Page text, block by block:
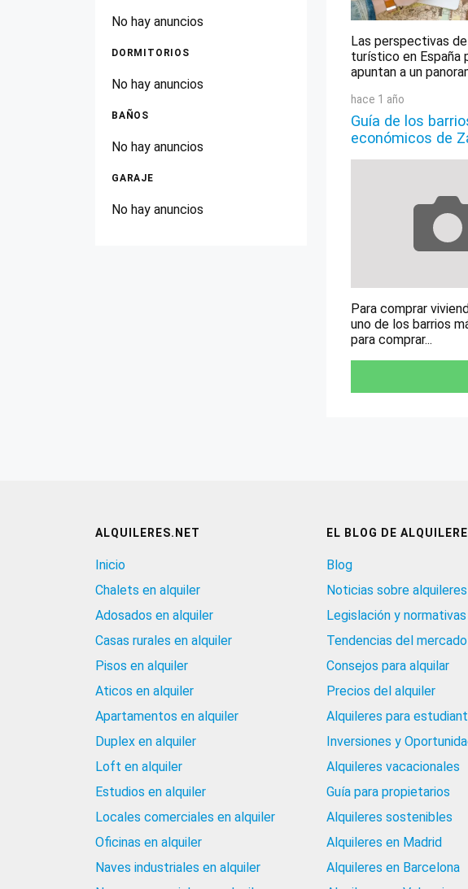
No hay anuncios
DORMITORIOS
No hay anuncios
BAÑOS
No hay anuncios
GARAJE
No hay anuncios
Las perspectivas
turístico en España
apuntan a un
hace 1 año
Guía de los
económicos de
Para comprar
uno de los barrios
para comprar...
ALQUILERES.NET
Inicio
Chalets en alquiler
Adosados en alquiler
Casas rurales en alquiler
Pisos en alquiler
Aticos en alquiler
Apartamentos en alquiler
Duplex en alquiler
Loft en alquiler
Estudios en alquiler
Locales comerciales en alquiler
Oficinas en alquiler
Naves industriales en alquiler
EL BLOG DE
Blog
Noticias sobre alquileres
Legislación y normativas
Tendencias del mercado
Consejos para alquilar
Precios del alquiler
Alquileres para
Inversiones y
Alquileres vacacionales
Guía para propietarios
Alquileres sostenibles
Alquileres en Madrid
Alquileres en Barcelona